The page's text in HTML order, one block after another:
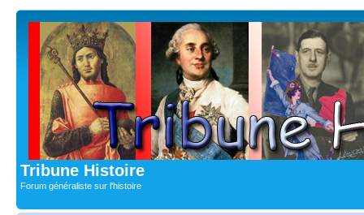
Tribune Histoire
Forum généraliste sur l'histoire